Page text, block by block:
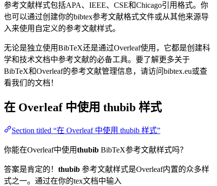
参考文献样式包括APA、IEEE、CSE和Chicago引用格式。你
也可以通过创建你的bibtex参考文献格式文件或从其他来源导
入来使用自定义的参考文献样式。
无论是独立使用BibTeX还是通过Overleaf使用，它都是创建科
学和技术文档中参考文献的必备工具。要了解更多关于
BibTeX和Overleaf的参考文献管理信息，请访问bibtex.eu或查
看我们的文档！
在 Overleaf 中使用 thubib 样式
Section titled “在 Overleaf 中使用 thubib 样式”
你能在Overleaf中使用thubib BibTeX参考文献样式吗？
答案是肯定的！ thubib 参考文献样式是Overleaf内置的众多样
式之一。通过在你的tex文档中输入